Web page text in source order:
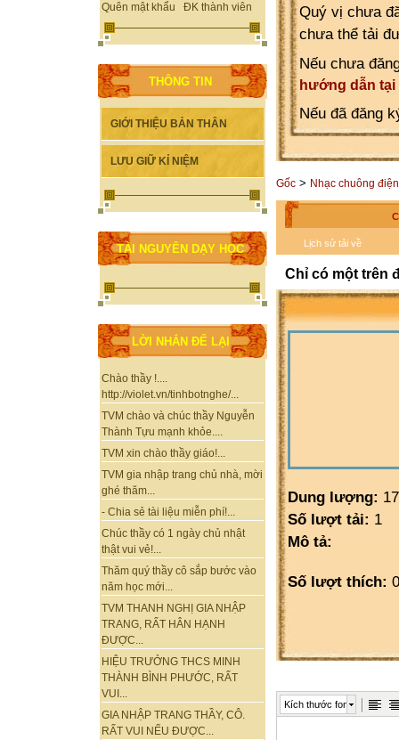
Quên mật khẩu ĐK thành viên
THÔNG TIN
GIỚI THIỆU BẢN THÂN
LƯU GIỮ KỈ NIỆM
TÀI NGUYÊN DẠY HỌC
LỜI NHẮN ĐỂ LẠI
Chào thầy !....
http://violet.vn/tinhbotnghe/...
TVM chào và chúc thầy Nguyễn
Thành Tựu mạnh khỏe....
TVM xin chào thầy giáo!...
TVM gia nhập trang chủ nhà, mời
ghé thăm...
- Chia sẻ tài liệu miễn phí!...
Chúc thầy có 1 ngày chủ nhật
thật vui vẻ!...
Thăm quý thầy cô sắp bước vào
năm học mới...
TVM THANH NGHỊ GIA NHẬP
TRANG, RẤT HÂN HẠNH
ĐƯỢC...
HIỆU TRƯỞNG THCS MINH
THÀNH BÌNH PHƯỚC, RẤT
VUI...
GIA NHẬP TRANG THẦY, CÔ.
RẤT VUI NẾU ĐƯỢC...
Quý vị chưa
chưa thể tải
Nếu chưa
hướng dẫn tại
Nếu đã đăng
Gốc > Nhạc chuông
Lịch sử tải về
Chỉ có một trên
Dung lượng:
Số lượt tải: 1
Mô tả:
Số lượt thích:
Kích thước font